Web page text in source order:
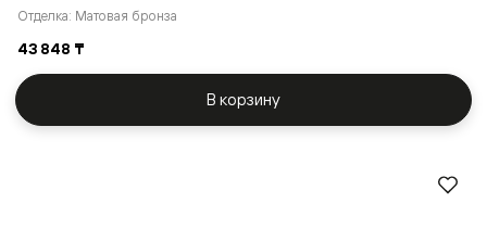
Отделка: Матовая бронза
43 848 ₸
В корзину